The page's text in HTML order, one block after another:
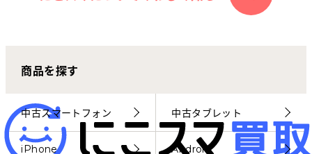
にこスマ通信
マイページ
商品を探す
中古スマートフォン 中古タブレット
iPhone Android